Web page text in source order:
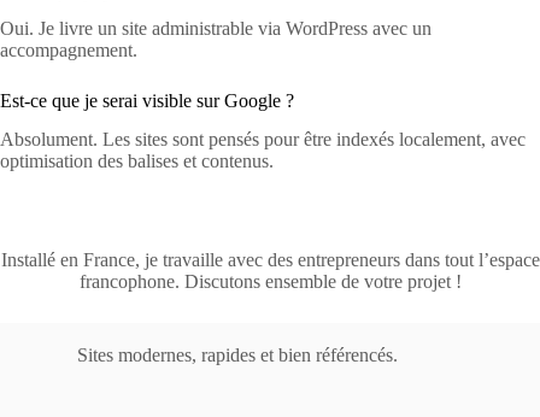
Oui. Je livre un site administrable via WordPress avec un
accompagnement.
Est-ce que je serai visible sur Google ?
Absolument. Les sites sont pensés pour être indexés localement, avec
optimisation des balises et contenus.
Installé en France, je travaille avec des entrepreneurs dans tout l’espace
francophone. Discutons ensemble de votre projet !
Sites modernes, rapides et bien référencés.